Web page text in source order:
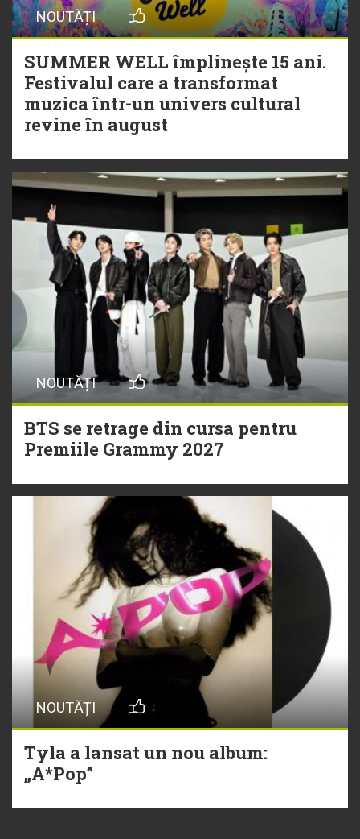
NOUTĂȚI
SUMMER WELL împlinește 15 ani.
Festivalul care a transformat
muzica într-un univers cultural
revine în august
NOUTĂȚI
BTS se retrage din cursa pentru
Premiile Grammy 2027
NOUTĂȚI
Tyla a lansat un nou album:
„A*Pop”